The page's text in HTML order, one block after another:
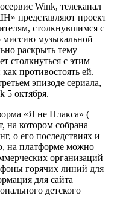
Wink, телеканал
проект
столкнувшимся с
миссию музыкальной
раскрыть тему
столкнуться с этим
противостоять ей.
эпизоде сериала,
5 октября.
«Я не Плакса» (
на котором собрана
о его последствиях и
на платформе можно
организаций
горячих линий для
для сайта
детского